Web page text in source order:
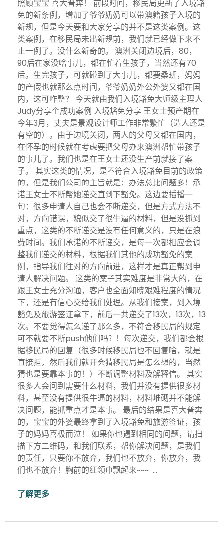
照顾宝宝 喜大普奔！ 前段时间，移民局更新了入境豁
免的新条例，增加了爷爷奶奶可以带澳籍孩子入境的
新规，但是今天要和大家分享的并不是这类案例。这
类案例，在移民局未出新规前，我们就已经做下来不
止一例了。没什么新奇的。 澳洲关闭边境后，80，
90后在家没啥事儿，都在忙着生孩子，当然还有70
后。生完孩子，可就碰到了大事儿，都要桑班，妈妈
的产假也就那么点时间，爷爷奶奶外公外婆又都在国
内，这可咋整？ 今天就由我们入境豁免大师级主理人
Judy分享个成功案例 入境豁免分享 王女士预产期在
今年3月，丈夫是景观设计师工作非常繁忙（造人还是
有空的）。由于边境关闭，两人的父母又都在国内，
在怀孕的时候就在考虑要把父母办来澳洲帮忙带孩子
的事儿了。我们也是在王女士还没生产前就接了案
子。 其实这类的情况，是不符合入境豁免目前的政策
的，但是我们公司的主旨就是：办法总比问题多！承
诺王女士不断帮她递交直到下豁免。这边要插播一
句：很多申请人自己也会不断递交，但是方式方法不
对，方向错误，貌似交了很牛逼的材料，但是没抓到
重点，这类的不断递交是没有任何意义的，只是在浪
费时间。我们承诺的不断递交，是每一次都相应会调
整我们递交的材料，根据我们其他的成功豁免的案
例，指导我们往对的方向前进，这样才是真正帮到申
请人解决问题。 这类的案子其实难度是非常大的，在
跟王女士充分沟通，客户也全面知晓艰难程度的情况
下，还是有信心交给我们处理。从我们接案，到入境
豁免及旅游签证拿下，前后一共递交了13次，13次，13
次。不要觉得怎么递了那么多，不符合移民局的规定
可不就要不断push他们吗？！每次递交，我们都会根
据移民局的回复（很多时候移民局也不回复啥，就是
直接拒，然后我们就开会猜移民局是怎么想的，当然
猜也是要靠本事的！）不断调整材料及解释信。 其实
很多人会问到需要什么材料，我们并没有提供很多材
料，甚至没有提供很牛逼的材料，材料堆砌并不能解
决问题，能抓重点才是本事。 最后的结果是喜大普奔
的，宝宝的外婆最终拿到了入境豁免和旅游签证，孩
子的妈妈喜极而泣！ 如果你也遇到相同的问题，请扫
描下方二维码，和我们联系，帮你解决问题，是我们
的责任，只要你不放弃，我们也不放弃，你放弃，我
们也不放弃！胸前的红领巾飘起来~~~ …
了解更多